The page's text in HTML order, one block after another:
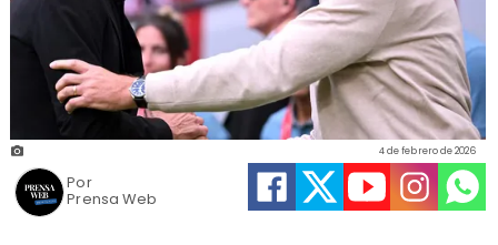
Prensa Web
4 de febrero de 2026
Por